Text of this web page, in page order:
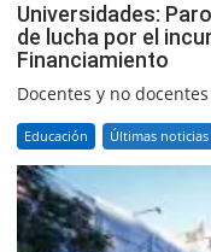
Universidades:
de lucha por el
Financiamiento
Docentes y no
Educación Últimas noticias